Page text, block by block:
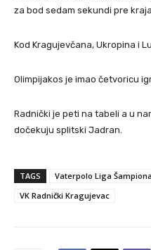
za bod sedam sekundi pre kraja.
Kod Kragujevčana, Ukropina i
Olimpijakos je imao četvoricu
Radnički je peti na tabeli a u
dočekuju splitski Jadran.
TAGS Vaterpolo Liga Šampiona
VK Radnički Kragujevac